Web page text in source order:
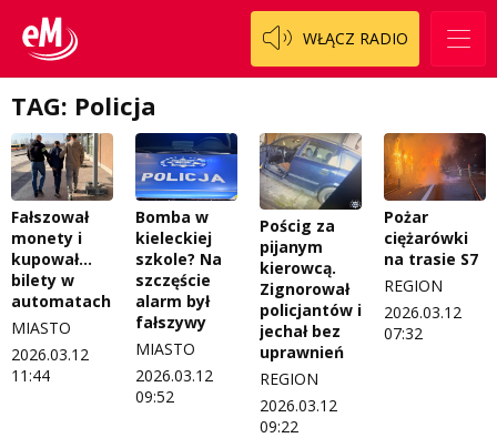
WŁĄCZ RADIO
TAG: Policja
Fałszował
monety i
kupował…
bilety w
automatach
MIASTO
2026.03.12
11:44
Bomba w
kieleckiej
szkole? Na
szczęście
alarm był
fałszywy
MIASTO
2026.03.12
09:52
Pościg za
pijanym
kierowcą.
Zignorował
policjantów i
jechał bez
uprawnień
REGION
2026.03.12
09:22
Pożar
ciężarówki
na trasie S7
REGION
2026.03.12
07:32